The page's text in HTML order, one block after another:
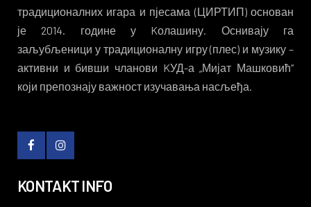
традиционалних игара и пјесама (ЦИРТИП) основан
је 2014. године у Kолашину. Оснивају га
заљубљеници у традиционалну игру (плес) и музику –
активни и бивши чланови KУД-а „Мијат Машковић“
који препознају важност изучавања насљеђа.
KONTAKT INFO